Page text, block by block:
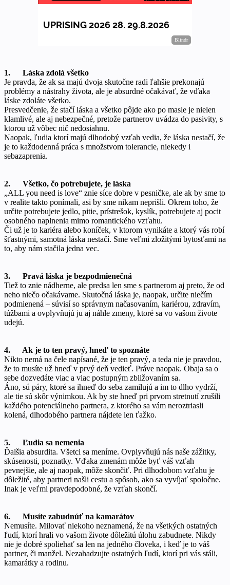
1. Láska zdolá všetko
Je pravda, že ak sa majú dvoja skutočne radi ľahšie prekonajú
problémy a nástrahy života, ale je absurdné očakávať, že vďaka
láske zdoláte všetko.
Presvedčenie, že stačí láska a všetko pôjde ako po masle je nielen
klamlivé, ale aj nebezpečné, pretože partnerov uvádza do pasivity, s
ktorou už vôbec nič nedosiahnu.
Naopak, ľudia ktorí majú dlhodobý vzťah vedia, že láska nestačí, že
je to každodenná práca s množstvom tolerancie, niekedy i
sebazaprenia.
2. Všetko, čo potrebujete, je láska
„ALL you need is love“ znie síce dobre v pesničke, ale ak by sme to
v realite takto ponímali, asi by sme nikam neprišli. Okrem toho, že
určite potrebujete jedlo, pitie, prístrešok, kyslík, potrebujete aj pocit
osobného naplnenia mimo romantického vzťahu.
Či už je to kariéra alebo koníček, v ktorom vynikáte a ktorý vás robí
šťastnými, samotná láska nestačí. Sme veľmi zložitými bytosťami na
to, aby nám stačila jedna vec.
3. Pravá láska je bezpodmienečná
Tiež to znie nádherne, ale predsa len sme s partnerom aj preto, že od
neho niečo očakávame. Skutočná láska je, naopak, určite niečím
podmienená – súvisí so správnym načasovaním, kariérou, zdravím,
túžbami a ovplyvňujú ju aj náhle zmeny, ktoré sa vo vašom živote
udejú.
4. Ak je to ten pravý, hneď to spoznáte
Nikto nemá na čele napísané, že je ten pravý, a teda nie je pravdou,
že to musíte už hneď v prvý deň vedieť. Práve naopak. Obaja sa o
sebe dozvedáte viac a viac postupným zbližovaním sa.
Áno, sú páry, ktoré sa ihneď do seba zamilujú a im to dlho vydrží,
ale tie sú skôr výnimkou. Ak by ste hneď pri prvom stretnutí zrušili
každého potenciálneho partnera, z ktorého sa vám neroztriasli
kolená, dlhodobého partnera nájdete len ťažko.
5. Ľudia sa nemenia
Ďalšia absurdita. Všetci sa meníme. Ovplyvňujú nás naše zážitky,
skúsenosti, poznatky. Vďaka zmenám môže byť váš vzťah
pevnejšie, ale aj naopak, môže skončiť. Pri dlhodobom vzťahu je
dôležité, aby partneri našli cestu a spôsob, ako sa vyvíjať spoločne.
Inak je veľmi pravdepodobné, že vzťah skončí.
6. Musíte zabudnúť na kamarátov
Nemusíte. Milovať niekoho neznamená, že na všetkých ostatných
ľudí, ktorí hrali vo vašom živote dôležitú úlohu zabudnete. Nikdy
nie je dobré spoliehať sa len na jedného človeka, i keď je to váš
partner, či manžel. Nezahadzujte ostatných ľudí, ktorí pri vás stáli,
kamarátky a rodinu.